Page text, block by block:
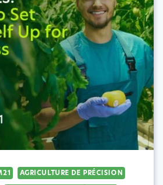
AGRICULTURE DE PRÉCISION